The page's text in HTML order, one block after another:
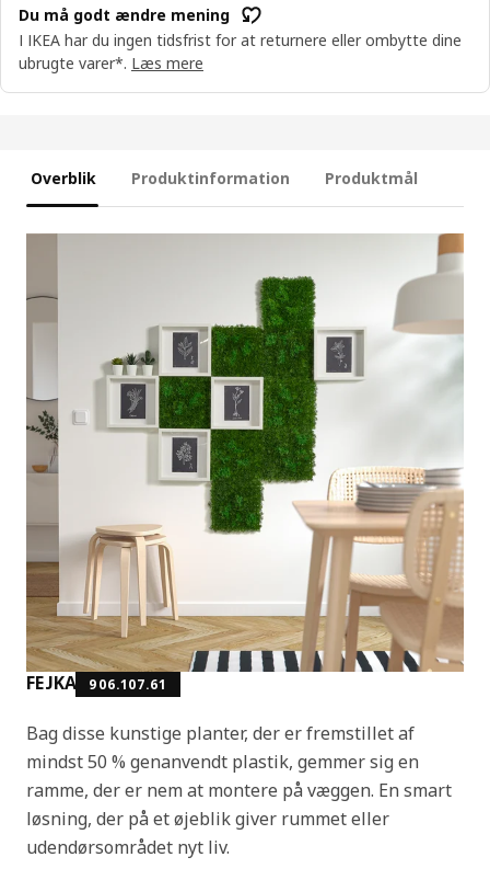
Du må godt ændre mening
I IKEA har du ingen tidsfrist for at returnere eller ombytte dine
ubrugte varer*. Læs mere
Overblik Produktinformation Produktmål
FEJKA 906.107.61
Bag disse kunstige planter, der er fremstillet af
mindst 50 % genanvendt plastik, gemmer sig en
ramme, der er nem at montere på væggen. En smart
løsning, der på et øjeblik giver rummet eller
udendørsområdet nyt liv.